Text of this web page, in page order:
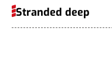
Stranded deep